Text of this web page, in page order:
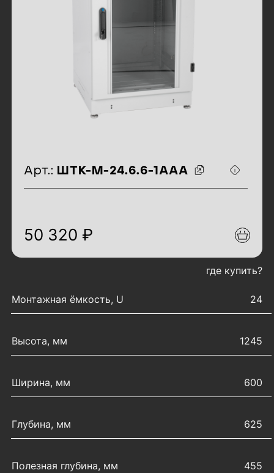
идентификаторы товара
Арт.: ШТК-М-24.6.6-1ААА
50 320 ₽
где купить?
Монтажная ёмкость, U
24
Высота, мм 1245
Ширина, мм 600
Глубина, мм 625
Полезная глубина, мм 455